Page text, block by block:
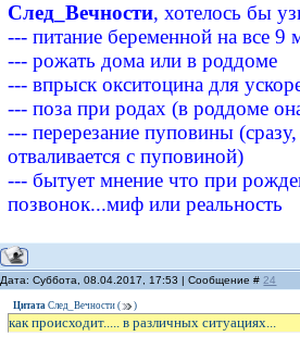
След_Вечности, хотелось бы
--- питание беременной на все 9
--- рожать дома или в роддоме
--- впрыск окситоцина для
--- поза при родах (в роддоме
--- перерезание пуповины
отваливается с пуповиной)
--- бытует мнение что при
позвонок...миф или реальность
Дата: Суббота, 08.04.2017, 17:53 | Сообщение # 24
Цитата След_Вечности ( )
как происходит..... в различных ситуациях...